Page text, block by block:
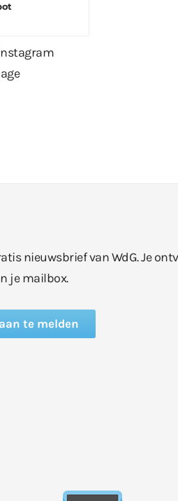
nieuwsbrief van WdG. Je
je mailbox.
te melden